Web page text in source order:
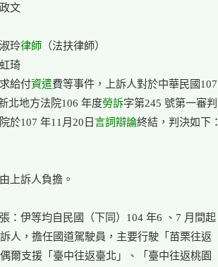
玲律師（法扶律師）
琦
給付資遣費等事件，上訴人對於中華民國107
北地方法院106 年度勞訴字第245 號第一審判
於107 年11月20日言詞辯論終結，判決如下：
由上訴人負擔。
：伊等均自民國（下同）104 年6 、7 月間起
訴人，擔任國道駕駛員，主要行駛「苗栗往返
偶爾支援「臺中往返臺北」、「臺中往返桃園